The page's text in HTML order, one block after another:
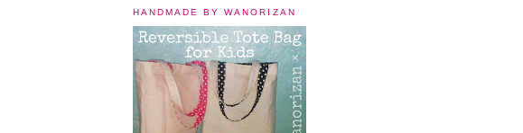
HANDMADE BY WANORIZAN